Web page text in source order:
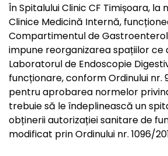
În Spitalului Clinic CF Timișoara, la
Clinice Medicină Internă,
Compartimentul de
impune reorganizarea spațiilor ce
Laboratorul de Endoscopie
funcționare, conform Ordinului nr.
pentru aprobarea normelor
trebuie să le îndeplinească un
obținerii autorizației sanitare de
modificat prin Ordinului nr. 1096/